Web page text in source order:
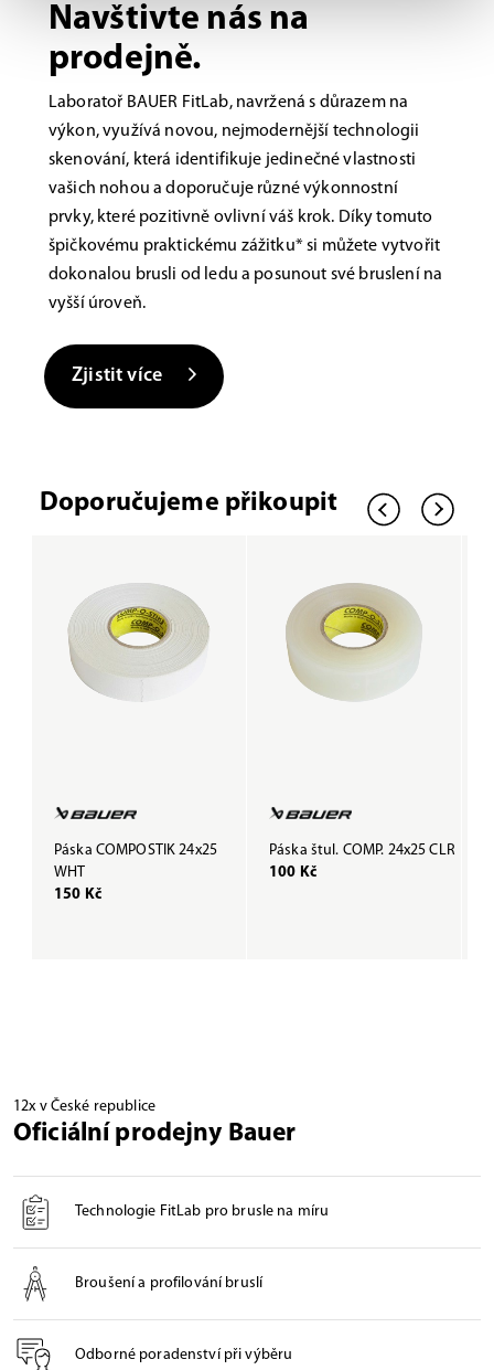
Navštivte nás na
prodejně.
Laboratoř BAUER FitLab, navržená s důrazem na
výkon, využívá novou, nejmodernější technologii
skenování, která identifikuje jedinečné vlastnosti
vašich nohou a doporučuje různé výkonnostní
prvky, které pozitivně ovlivní váš krok. Díky tomuto
špičkovému praktickému zážitku* si můžete vytvořit
dokonalou brusli od ledu a posunout své bruslení na
vyšší úroveň.
Zjistit více
Doporučujeme přikoupit
Páska COMPOSTIK 24x25
WHT
150 Kč
Páska štul. COMP. 24x25 CLR
100 Kč
12x v České republice
Oficiální prodejny Bauer
Technologie FitLab pro brusle na míru
Broušení a profilování bruslí
Odborné poradenství při výběru